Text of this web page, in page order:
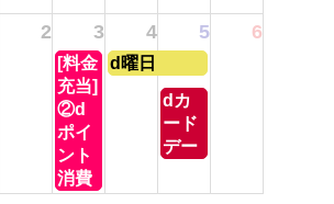
8
28th
2 3 4 5 6
木
曜
日,
9
月
3rd
2026
[料金
充当]
②d
ポイ
ント
消費
金
2026
d曜日
土
曜
日,
月
dカ
ード
デー